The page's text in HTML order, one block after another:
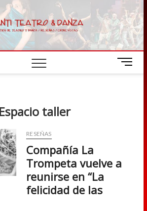
M
e
Espacio taller
RESEÑAS
Compañía La
Trompeta vuelve a
reunirse en “La
felicidad de las